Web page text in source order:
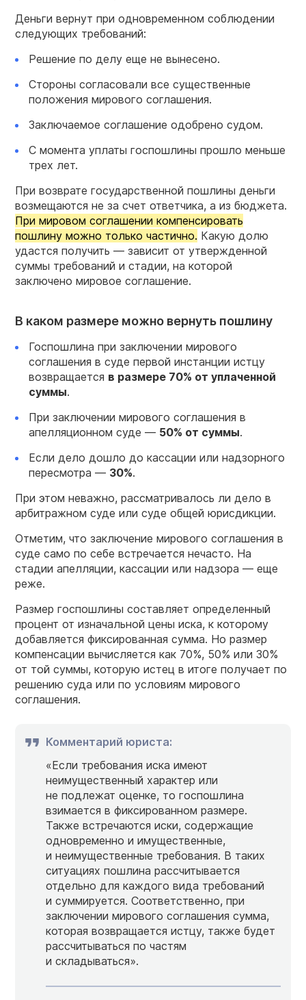
Деньги вернут при одновременном соблюдении
следующих требований:
Решение по делу еще не вынесено.
Стороны согласовали все существенные
положения мирового соглашения.
Заключаемое соглашение одобрено судом.
С момента уплаты госпошлины прошло меньше
трех лет.
При возврате государственной пошлины деньги
возмещаются не за счет ответчика, а из бюджета.
При мировом соглашении компенсировать
пошлину можно только частично. Какую долю
удастся получить — зависит от утвержденной
суммы требований и стадии, на которой
заключено мировое соглашение.
В каком размере можно вернуть пошлину
Госпошлина при заключении мирового
соглашения в суде первой инстанции истцу
возвращается в размере 70% от уплаченной
суммы.
При заключении мирового соглашения в
апелляционном суде — 50% от суммы.
Если дело дошло до кассации или надзорного
пересмотра — 30%.
При этом неважно, рассматривалось ли дело в
арбитражном суде или суде общей юрисдикции.
Отметим, что заключение мирового соглашения в
суде само по себе встречается нечасто. На
стадии апелляции, кассации или надзора — еще
реже.
Размер госпошлины составляет определенный
процент от изначальной цены иска, к которому
добавляется фиксированная сумма. Но размер
компенсации вычисляется как 70%, 50% или 30%
от той суммы, которую истец в итоге получает по
решению суда или по условиям мирового
соглашения.
Комментарий юриста:
«Если требования иска имеют
неимущественный характер или
не подлежат оценке, то госпошлина
взимается в фиксированном размере.
Также встречаются иски, содержащие
одновременно и имущественные,
и неимущественные требования. В таких
ситуациях пошлина рассчитывается
отдельно для каждого вида требований
и суммируется. Соответственно, при
заключении мирового соглашения сумма,
которая возвращается истцу, также будет
рассчитываться по частям
и складываться».